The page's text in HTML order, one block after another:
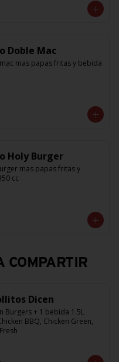
Doble Mac
mas papas fritas y bebida
Holy Burger
mas papas fritas y
cc
COMPARTIR
Dicen
Burgers + 1 bebida 1.5L
BBQ, Chicken Green,